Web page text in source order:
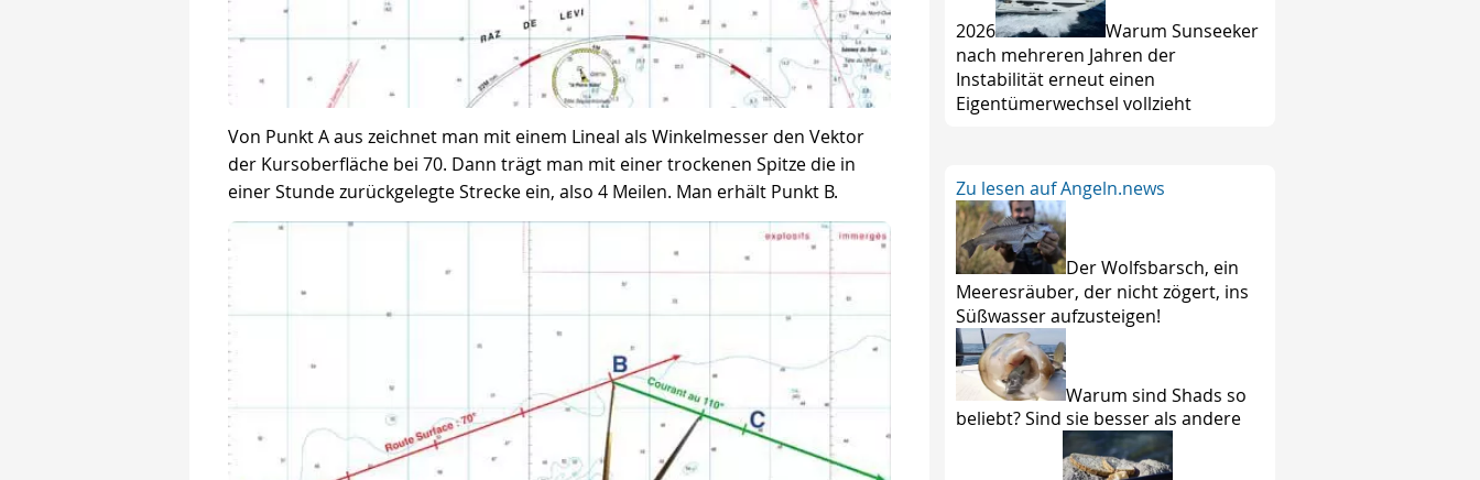
Von Punkt A aus zeichnet man mit einem Lineal als Winkelmesser den Vektor
der Kursoberfläche bei 70. Dann trägt man mit einer trockenen Spitze die in
einer Stunde zurückgelegte Strecke ein, also 4 Meilen. Man erhält Punkt B.
2026
Warum Sunseeker
nach mehreren Jahren der
Instabilität erneut einen
Eigentümerwechsel vollzieht
Zu lesen auf Angeln.news
Der Wolfsbarsch, ein
Meeresräuber, der nicht zögert, ins
Süßwasser aufzusteigen!
Warum sind Shads so
beliebt? Sind sie besser als andere